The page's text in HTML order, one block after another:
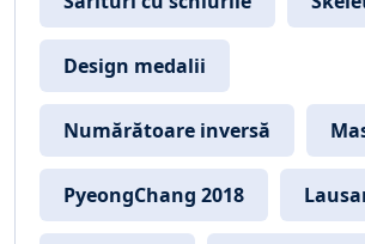
Design medalii
Numărătoare inversă
PyeongChang 2018